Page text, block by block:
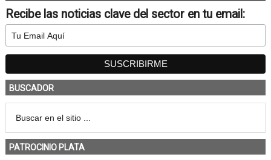
Recibe las noticias clave del sector en tu email:
BUSCADOR
PATROCINIO PLATA